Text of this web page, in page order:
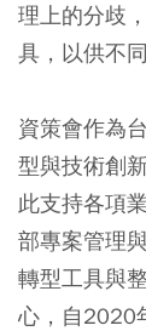
理上的分歧
具，以供不
資策會作為
型與技術創
此支持各項
部專案管理
轉型工具與
心，自2020